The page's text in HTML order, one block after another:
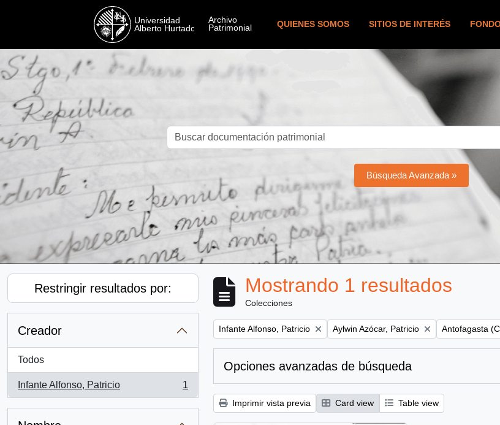
QUIENES SOMOS SITIOS DE INTERÉS
Búsqueda Avanzada »
Restringir resultados por:
Creador
Todos
Infante Alfonso, Patricio
, 1 resultados
1
Mostrando 1 resultados
Colecciones
Remove filter:
Infante Alfonso, Patricio Remove filter:
Aylwin Azócar, Patricio Remove filter:
Antofagasta
Opciones avanzadas de búsqueda
Imprimir vista previa Card view Table view